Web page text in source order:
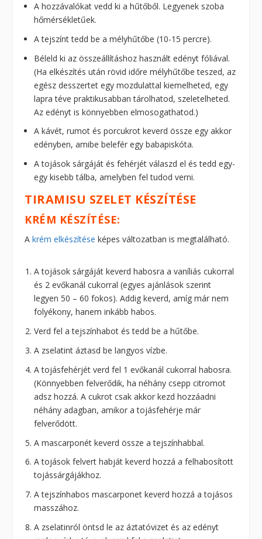
A hozzávalókat vedd ki a hűtőből. Legyenek szoba
hőmérsékletűek.
A tejszínt tedd be a mélyhűtőbe (10-15 percre).
Béleld ki az összeállításhoz használt edényt fóliával.
(Ha elkészítés után rövid időre mélyhűtőbe teszed, az
egész desszertet egy mozdulattal kiemelheted, egy
lapra téve praktikusabban tárolhatod, szeletelheted.
Az edényt is könnyebben elmosogathatod.)
A kávét, rumot és porcukrot keverd össze egy akkor
edényben, amibe belefér egy babapiskóta.
A tojások sárgáját és fehérjét válaszd el és tedd egy-
egy kisebb tálba, amelyben fel tudod verni.
TIRAMISU SZELET KÉSZÍTÉSE
KRÉM KÉSZÍTÉSE:
Akrém elkészítése képes változatban is megtalálható.
A tojások sárgáját keverd habosra a vaníliás cukorral
és 2 evőkanál cukorral (egyes ajánlások szerint
legyen 50 – 60 fokos). Addig keverd, amíg már nem
folyékony, hanem inkább habos.
Verd fel a tejszínhabot és tedd be a hűtőbe.
A zselatint áztasd be langyos vízbe.
A tojásfehérjét verd fel 1 evőkanál cukorral habosra.
(Könnyebben felverődik, ha néhány csepp citromot
adsz hozzá. A cukrot csak akkor kezd hozzáadni
néhány adagban, amikor a tojásfehérje már
felverődött.
A mascarponét keverd össze a tejszínhabbal.
A tojások felvert habját keverd hozzá a felhabosított
tojássárgájákhoz.
A tejszínhabos mascarponet keverd hozzá a tojásos
masszához.
A zselatinról öntsd le az áztatóvizet és az edényt